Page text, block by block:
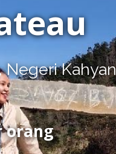
Negeri
orang